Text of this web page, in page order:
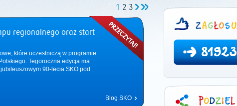
1 2 3
regionalnego oraz start
które uczestniczą w programie
Tegoroczna edycja ma
90-lecia SKO pod
Blog SKO
81923